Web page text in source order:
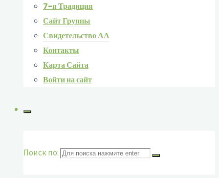
7-я Традиция
Сайт Группы
Свидетельство АА
Контакты
Карта Сайта
Войти на сайт
Поиск по: